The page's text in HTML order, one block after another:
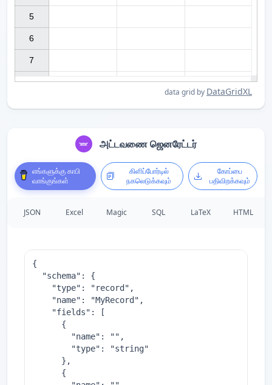
data grid by DataGridXL
5
6
7
அட்டவணை ஜெனரேட்டர்
எங்களுக்கு காபி
வாங்குங்கள்
கிளிப்போர்டில்
நகலெடுக்கவும்
கோப்பை
பதிவிறக்கவும்
JSON Excel Magic SQL LaTeX HTML